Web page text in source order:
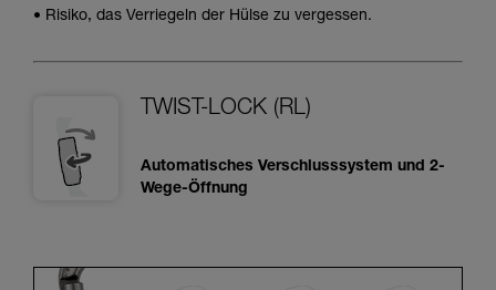
• Risiko, das Verriegeln der Hülse zu vergessen.
TWIST-LOCK (RL)
Automatisches Verschlusssystem und 2-
Wege-Öffnung